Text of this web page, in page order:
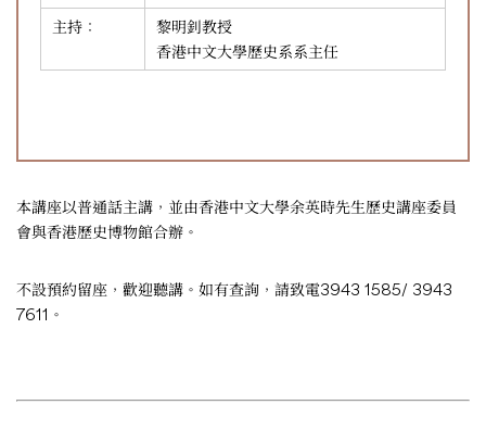
主持：
黎明釗教授
香港中文大學歷史系系主任
本講座以普通話主講，並由香港中文大學余英時先生歷史講座委員
會與香港歷史博物館合辦。
不設預約留座，歡迎聽講。如有查詢，請致電3943 1585/ 3943
7611。